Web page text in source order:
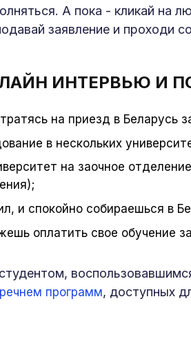
А пока - кликай на
заявление и проходи
ИНТЕРВЬЮ И
на приезд в Беларусь
в нескольких
на заочное
и спокойно собираешься в
оплатить свое обучение
программ, доступных